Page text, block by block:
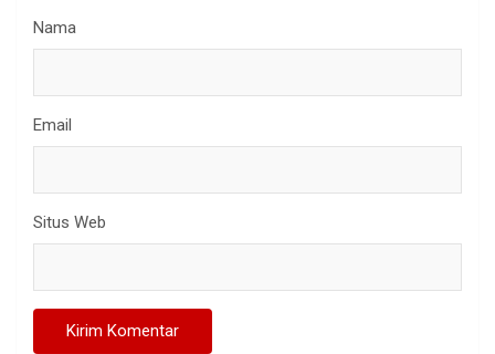
Nama
Email
Situs Web